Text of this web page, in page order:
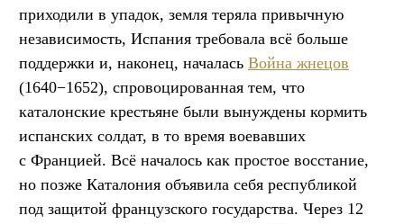
приходили в упадок, земля теряла привычную
независимость, Испания требовала всё больше
поддержки и, наконец, началась Война жнецов
(1640−1652), спровоцированная тем, что
каталонские крестьяне были вынуждены кормить
испанских солдат, в то время воевавших
с Францией. Всё началось как простое восстание,
но позже Каталония объявила себя республикой
под защитой французского государства. Через 12